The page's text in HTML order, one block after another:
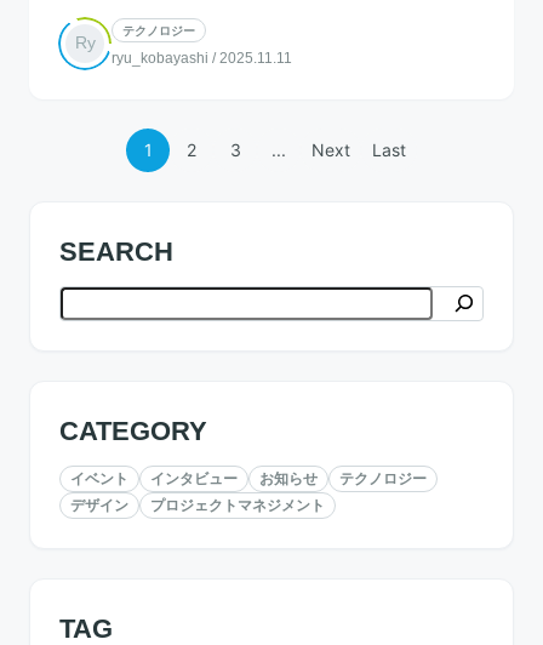
Ry
テクノロジー
ryu_kobayashi / 2025.11.11
1 2 3 ... Next Last
SEARCH
検索
CATEGORY
イベント インタビュー お知らせ
テクノロジー
デザイン
プロジェクトマネジメント
TAG